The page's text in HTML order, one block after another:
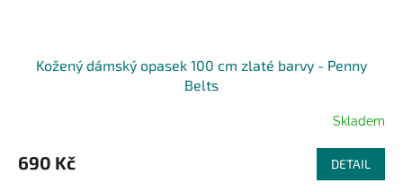
Kožený dámský opasek 100 cm zlaté barvy - Penny
Belts
Skladem
690 Kč DETAIL